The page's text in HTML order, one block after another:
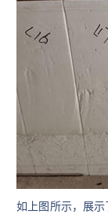
如上图所示，展